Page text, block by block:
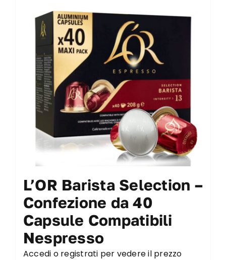
L’OR Barista Selection –
Confezione da 40
Capsule Compatibili
Nespresso
Accedi o registrati per vedere il prezzo